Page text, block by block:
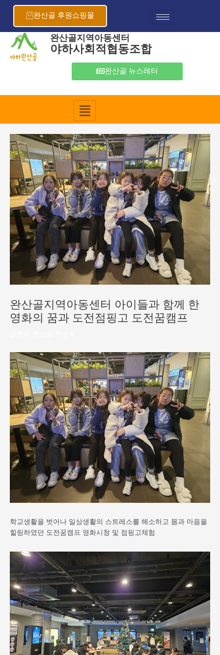
완산골 후원쇼핑몰
완산골지역아동센터
야하사회적협동조합
완산골 뉴스레터
완산골지역아동센터 아이들과 함께 한
영화의 꿈과 도전점핑고 도전꿈캠프
학교생활을 벗어나 일상생활의 스트레스를 해소하고 몸과 마음을
힐링하였던 도전꿈캠프 영화시청 및 점핑고체험
포
트
탐
색